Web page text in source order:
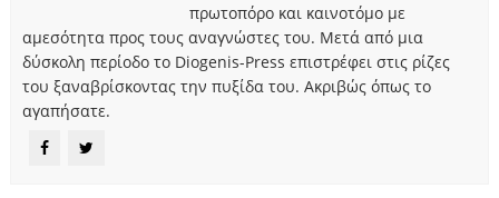
πρωτοπόρο και καινοτόμο με
αμεσότητα προς τους αναγνώστες του. Μετά από μια
δύσκολη περίοδο το Diogenis-Press επιστρέφει στις ρίζες
του ξαναβρίσκοντας την πυξίδα του. Ακριβώς όπως το
αγαπήσατε.